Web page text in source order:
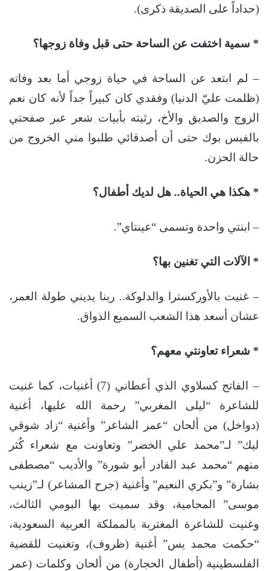
(حداداً على الصديقة ذكرى).
* سمية اختفت عن الساحة حتى قبل وفاة زوجها؟
– لم ابتعد عن الساحة في حياة زوجي أما بعد وفاته
(ظلمت عليّ الدنيا) وفقدي كان كبيراً جداً لأنه كان نعم
الزوج والصديق والأخ، رثيته بأبيات شعر عبر صفحتي
بالفيس بوك حتى أن أصدقائي طلبوا مني الخروج من
حالة الحزن.
* هكذا هي الحياة.. هل لديك أطفال؟
– ابنتي واحدة وتسمى “عينتاي”.
* الآلات التي تغنين بها؟
– غنيت بالأوركسترا والدلوكة.. ربنا يديني طولة العمر،
عشان أسعد هذا الشعب السميع الذواق.
* شعراء تعاونتي معهم؟
– الفاتح كسلاوي الذي أعطاني (7) أغنيات، كما غنيت
للشاعرة “ليلى المغربي” رحمة الله عليها، أغنية
(دواخل) من ألحان “عمر الشاعر” وأغنية “زاد شوقي
ليك” لـ”محمد علي الخضر” وتعاونت مع شعراء كُثر
منهم “محمد عبد القادر أبو شورة” والأديب “مصطفى
بشارة” و”بكري النعيم” وأغنية (جرح المشاعر) لـ”زينب
موسى” المحامية، وقد سميت بها البومي الثالث،
وغنيت للشاعرة المغتربة بالمملكة العربية السعودية،
“حكمت محمد يس” أغنية (ظروف)، وتغنيت للقضية
الفلسطينية (أطفال الحجارة) من ألحان وكلمات (عمر